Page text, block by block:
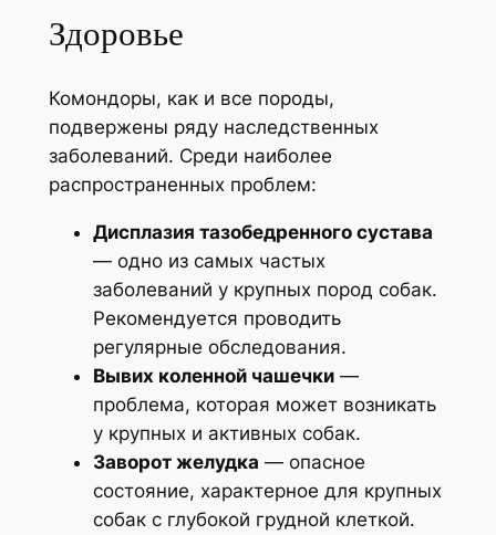
Здоровье
Комондоры, как и все породы,
подвержены ряду наследственных
заболеваний. Среди наиболее
распространенных проблем:
Дисплазия тазобедренного сустава
— одно из самых частых
заболеваний у крупных пород собак.
Рекомендуется проводить
регулярные обследования.
Вывих коленной чашечки—
проблема, которая может возникать
у крупных и активных собак.
Заворот желудка — опасное
состояние, характерное для крупных
собак с глубокой грудной клеткой.